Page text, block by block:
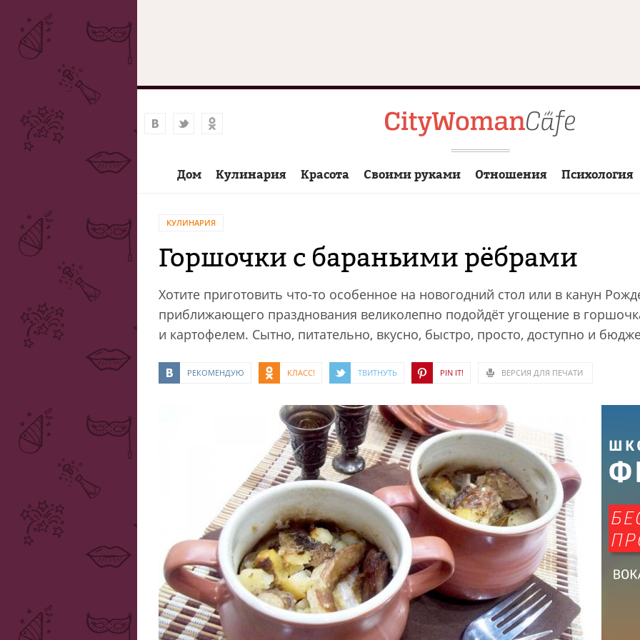
Дом Кулинария Красота Своими руками Отношения Психология
КУЛИНАРИЯ
Горшочки с бараньими рёбрами
Хотите приготовить что-то особенное на новогодний стол или в канун
приближающего празднования великолепно подойдёт угощение в
и картофелем. Сытно, питательно, вкусно, быстро, просто, доступно и
РЕКОМЕНДУЮ КЛАСС! ТВИТНУТЬ PIN IT! ВЕРСИЯ ДЛЯ ПЕЧАТИ